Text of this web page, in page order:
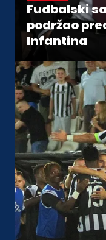
Fudbalski
podržao
Infantina